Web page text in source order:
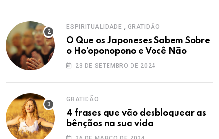
ESPIRITUALIDADE , GRATIDÃO
O Que os Japoneses Sabem Sobre
o Ho’oponopono e Você Não
23 DE SETEMBRO DE 2024
GRATIDÃO
4 frases que vão desbloquear as
bênçãos na sua vida